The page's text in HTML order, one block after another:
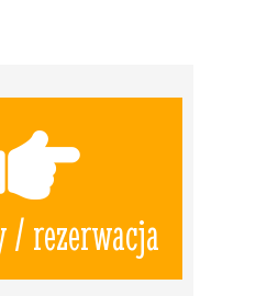
/ rezerwacja